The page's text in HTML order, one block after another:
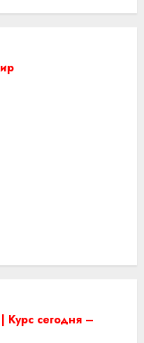
Курс сегодня –